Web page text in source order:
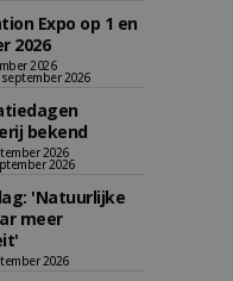
Expo op 1 en
2026
2026
2026
bekend
2026
2026
'Natuurlijke
meer
2026